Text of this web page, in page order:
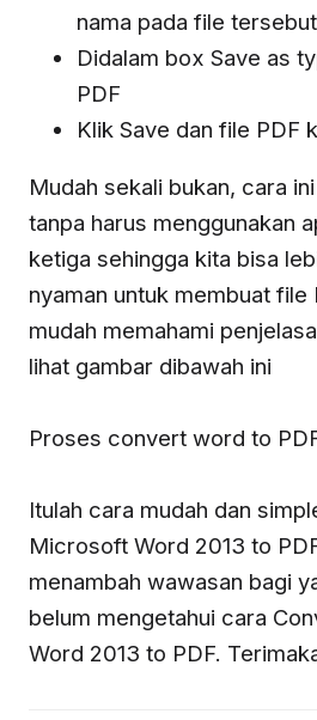
nama pada file
Didalam box Save as
PDF
Klik Save dan file PDF
Mudah sekali bukan, cara
tanpa harus menggunakan
ketiga sehingga kita bisa
nyaman untuk membuat file
mudah memahami
lihat gambar dibawah ini
Proses convert word to
Itulah cara mudah dan
Microsoft Word 2013 to
menambah wawasan bagi
belum mengetahui cara
Word 2013 to PDF.